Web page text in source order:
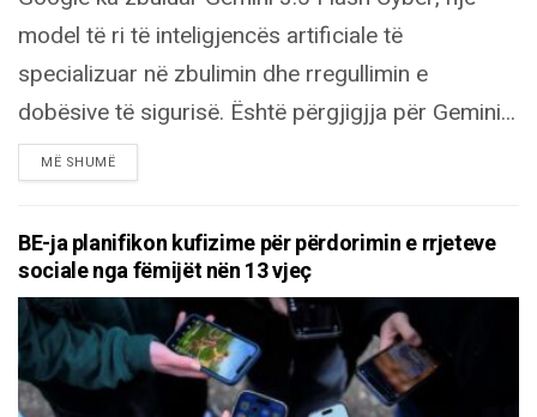
model të ri të inteligjencës artificiale të
specializuar në zbulimin dhe rregullimin e
dobësive të sigurisë. Është përgjigjja për Gemini...
MË SHUMËDETAILS
BE-ja planifikon kufizime për përdorimin e rrjeteve
sociale nga fëmijët nën 13 vjeç